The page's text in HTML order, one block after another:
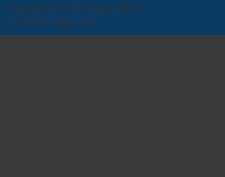
Copyright 2026 © Bản quyền thuộc về
muabannhasaigon.com